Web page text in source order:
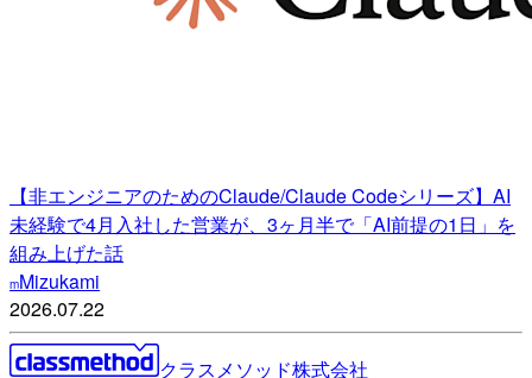
【非エンジニアのためのClaude/Claude Codeシリーズ】AI
未経験で4月入社した営業が、3ヶ月半で「AI前提の1日」を
組み上げた話
mMizukami
2026.07.22
クラスメソッド株式会社